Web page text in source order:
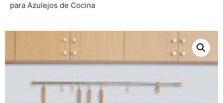
para Azulejos de Cocina